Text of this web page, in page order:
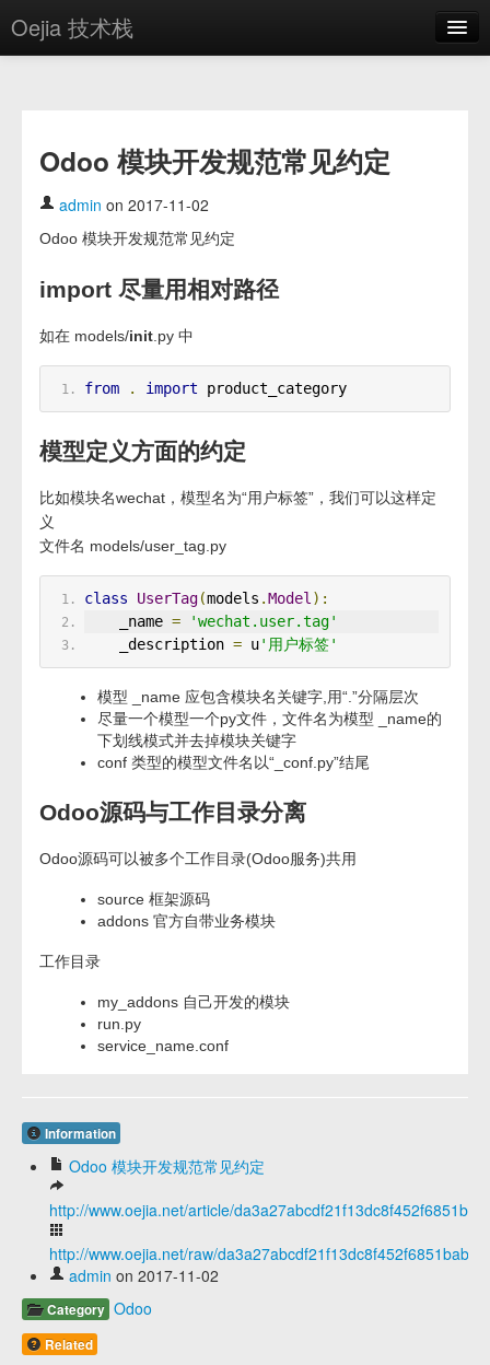
Oejia 技术栈
方案
OE学院
分享
关于
编辑器
Odoo 模块开发规范常见约定
admin on 2017-11-02
Odoo 模块开发规范常见约定
import 尽量用相对路径
如在 models/init .py 中
from . import product_category
模型定义方面的约定
比如模块名wechat，模型名为“用户标签”，我们可以这样定
义
文件名 models/user_tag.py
class UserTag(models .Model ):
    _name
=
'wechat.user.tag'
    _description
= u'用户标签'
模型 _name 应包含模块名关键字,用“.”分隔层次
尽量一个模型一个py文件，文件名为模型 _name的
下划线模式并去掉模块关键字
conf 类型的模型文件名以“_conf.py”结尾
Odoo源码与工作目录分离
Odoo源码可以被多个工作目录(Odoo服务)共用
source 框架源码
addons 官方自带业务模块
工作目录
my_addons 自己开发的模块
run.py
service_name.conf
Information
Odoo 模块开发规范常见约定
http://www.oejia.net/article/
http://www.oejia.net/raw/da3a27abcdf21f13dc8f452f6851babe
admin on 2017-11-02
Category Odoo
Related